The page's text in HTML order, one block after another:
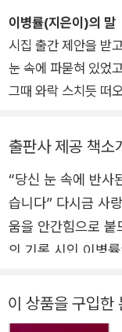
했다. 현대시학작품
다.
이병률(지은이)의 말
시집 출간 제안을 받
눈 속에 파묻혀 있었
그때 와락 스치듯 떠
사무치게, 그리웠다
시는 그런 것
사랑은 그런 것
춤을 춰야겠다는 목
굳이 밝히자면 내 이
출판사 제공 책소
“당신 눈 속에 반사
습니다” 다시금 사랑이 허물어지는 순간에도 찰나의 아름다
움을 안간힘으로 붙
의 기록 시인 이병률의 일곱번째 시집 『누군가를 이토록 사
랑이라는 명명하에
테두리와 낮은 채도
이 상품을 구입한